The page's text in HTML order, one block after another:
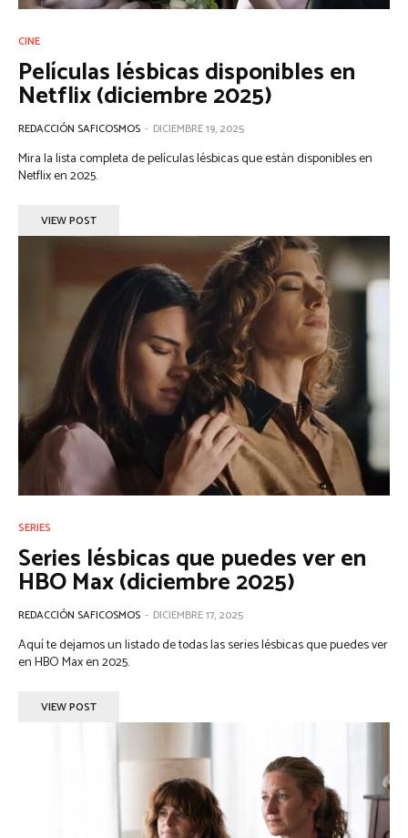
CINE
Películas lésbicas disponibles en
Netflix (diciembre 2025)
REDACCIÓN SAFICOSMOS - DICIEMBRE 19, 2025
Mira la lista completa de películas lésbicas que están disponibles en
Netflix en 2025.
VIEW POST
SERIES
Series lésbicas que puedes ver en
HBO Max (diciembre 2025)
REDACCIÓN SAFICOSMOS - DICIEMBRE 17, 2025
Aquí te dejamos un listado de todas las series lésbicas que puedes ver
en HBO Max en 2025.
VIEW POST